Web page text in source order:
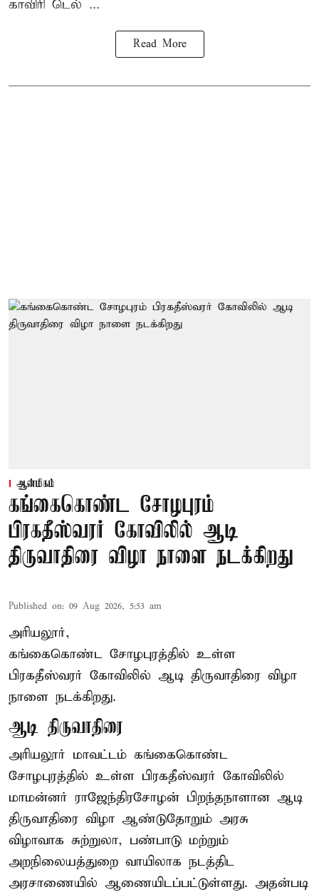
காவிரி டெல் ...
Read More
ஆன்மிகம்
கங்கைகொண்ட சோழபுரம்
பிரகதீஸ்வரர் கோவிலில் ஆடி
திருவாதிரை விழா நாளை நடக்கிறது
Published on: 09 Aug 2026, 5:53 am
அரியலூர்,
கங்கைகொண்ட சோழபுரத்தில் உள்ள
பிரகதீஸ்வரர் கோவிலில் ஆடி திருவாதிரை விழா
நாளை நடக்கிறது.
ஆடி திருவாதிரை
அரியலூர் மாவட்டம் கங்கைகொண்ட
சோழபுரத்தில் உள்ள பிரகதீஸ்வரர் கோவிலில்
மாமன்னர் ராஜேந்திரசோழன் பிறந்தநாளான ஆடி
திருவாதிரை விழா ஆண்டுதோறும் அரசு
விழாவாக சுற்றுலா, பண்பாடு மற்றும்
அறநிலையத்துறை வாயிலாக நடத்திட
அரசாணையில் ஆணையிடப்பட்டுள்ளது. அதன்படி